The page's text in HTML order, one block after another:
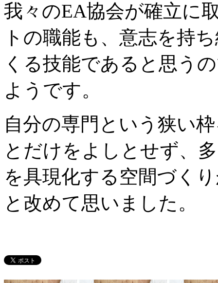
我々のEA協会が確立に
トの職能も、意志を持
くる技能であると思う
ようです。
自分の専門という狭い
とだけをよしとせず、
を具現化する空間づく
と改めて思いました。